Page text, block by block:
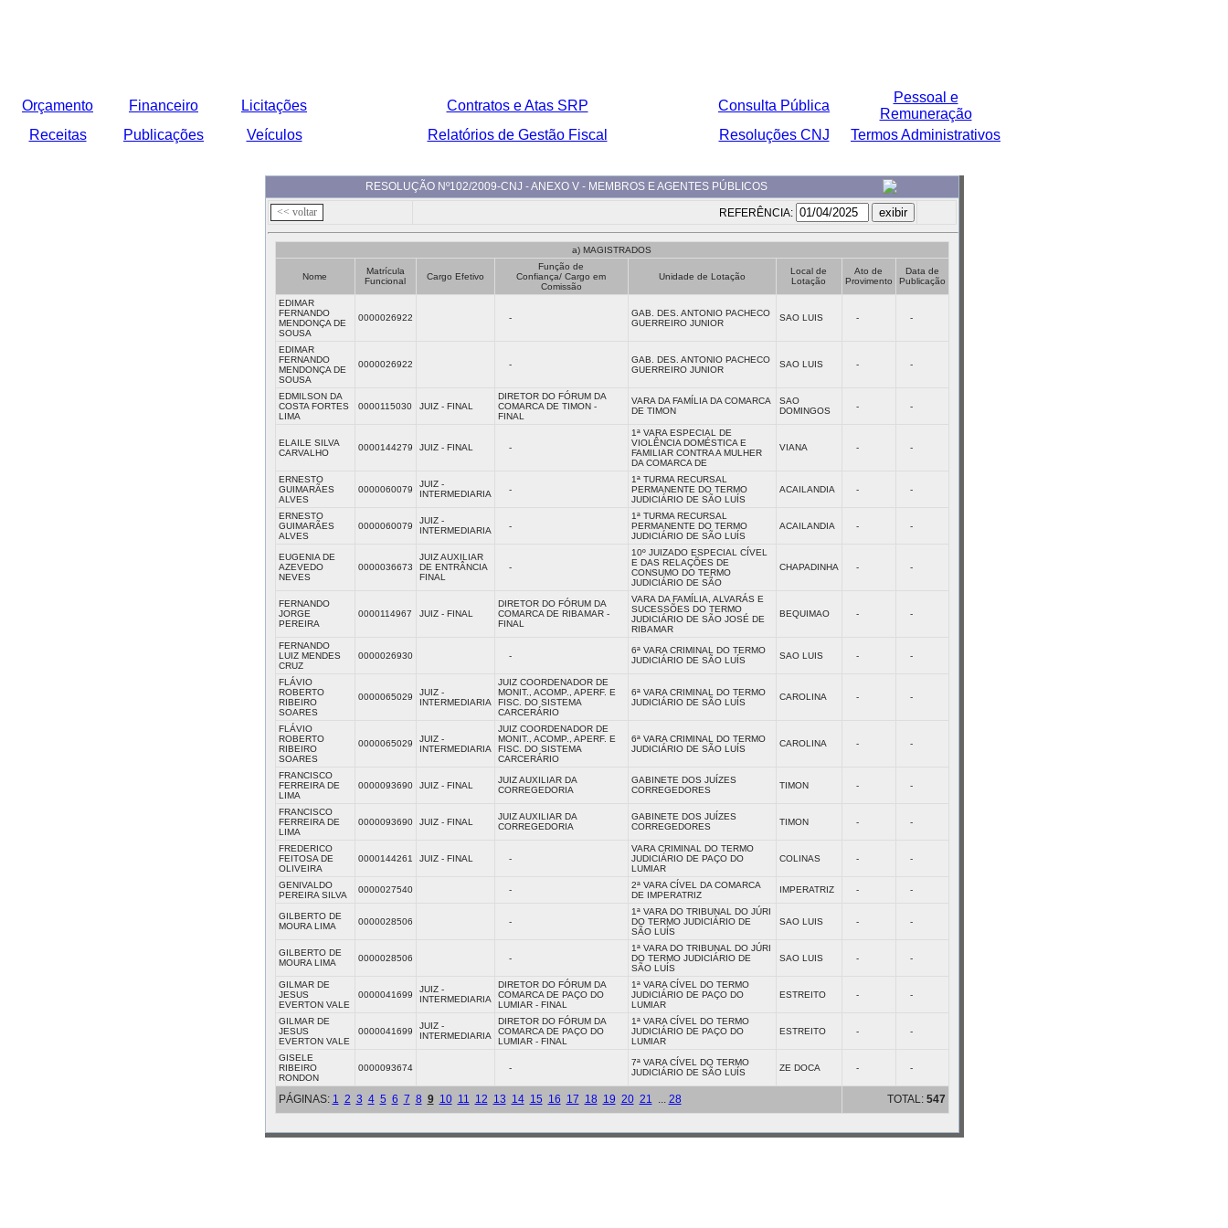
Orçamento Financeiro Licitações Contratos e Atas SRP Consulta Pública
Pessoal e
Remuneração
Receitas
Publicações Veículos Relatórios de Gestão Fiscal Resoluções CNJ Termos Administrativos
RESOLUÇÃO Nº102/2009-CNJ - ANEXO V - MEMBROS E AGENTES PÚBLICOS
REFERÊNCIA:
a) MAGISTRADOS
Nome
Matrícula
Funcional
Cargo Efetivo
Função de
Confiança/ Cargo em
Comissão
Unidade de Lotação
Local de
Lotação
Ato de
Provimento
Data de
Publicação
EDIMAR
FERNANDO
MENDONÇA DE
SOUSA
0000026922 -
GAB. DES. ANTONIO PACHECO
GUERREIRO JUNIOR
SAO LUIS - -
EDIMAR
FERNANDO
MENDONÇA DE
SOUSA
0000026922 -
GAB. DES. ANTONIO PACHECO
GUERREIRO JUNIOR
SAO LUIS - -
EDMILSON DA
COSTA FORTES
LIMA
0000115030 JUIZ - FINAL
DIRETOR DO FÓRUM DA
COMARCA DE TIMON -
FINAL
VARA DA FAMÍLIA DA COMARCA
DE TIMON
SAO
DOMINGOS
- -
ELAILE SILVA
CARVALHO
0000144279 JUIZ - FINAL -
1ª VARA ESPECIAL DE
VIOLÊNCIA DOMÉSTICA E
FAMILIAR CONTRA A MULHER
DA COMARCA DE
VIANA - -
ERNESTO
GUIMARÃES
ALVES
0000060079
JUIZ -
INTERMEDIARIA
-
1ª TURMA RECURSAL
PERMANENTE DO TERMO
JUDICIÁRIO DE SÃO LUÍS
ACAILANDIA - -
ERNESTO
GUIMARÃES
ALVES
0000060079
JUIZ -
INTERMEDIARIA
-
1ª TURMA RECURSAL
PERMANENTE DO TERMO
JUDICIÁRIO DE SÃO LUÍS
ACAILANDIA - -
EUGENIA DE
AZEVEDO
NEVES
0000036673
JUIZ AUXILIAR
DE ENTRÂNCIA
FINAL
-
10º JUIZADO ESPECIAL CÍVEL
E DAS RELAÇÕES DE
CONSUMO DO TERMO
JUDICIÁRIO DE SÃO
CHAPADINHA - -
FERNANDO
JORGE
PEREIRA
0000114967 JUIZ - FINAL
DIRETOR DO FÓRUM DA
COMARCA DE RIBAMAR -
FINAL
VARA DA FAMÍLIA, ALVARÁS E
SUCESSÕES DO TERMO
JUDICIÁRIO DE SÃO JOSÉ DE
RIBAMAR
BEQUIMAO - -
FERNANDO
LUIZ MENDES
CRUZ
0000026930 -
6ª VARA CRIMINAL DO TERMO
JUDICIÁRIO DE SÃO LUÍS
SAO LUIS - -
FLÁVIO
ROBERTO
RIBEIRO
SOARES
0000065029
JUIZ -
INTERMEDIARIA
JUIZ COORDENADOR DE
MONIT., ACOMP., APERF. E
FISC. DO SISTEMA
CARCERÁRIO
6ª VARA CRIMINAL DO TERMO
JUDICIÁRIO DE SÃO LUÍS
CAROLINA - -
FLÁVIO
ROBERTO
RIBEIRO
SOARES
0000065029
JUIZ -
INTERMEDIARIA
JUIZ COORDENADOR DE
MONIT., ACOMP., APERF. E
FISC. DO SISTEMA
CARCERÁRIO
6ª VARA CRIMINAL DO TERMO
JUDICIÁRIO DE SÃO LUÍS
CAROLINA - -
FRANCISCO
FERREIRA DE
LIMA
0000093690 JUIZ - FINAL
JUIZ AUXILIAR DA
CORREGEDORIA
GABINETE DOS JUÍZES
CORREGEDORES
TIMON - -
FRANCISCO
FERREIRA DE
LIMA
0000093690 JUIZ - FINAL
JUIZ AUXILIAR DA
CORREGEDORIA
GABINETE DOS JUÍZES
CORREGEDORES
TIMON - -
FREDERICO
FEITOSA DE
OLIVEIRA
0000144261 JUIZ - FINAL -
VARA CRIMINAL DO TERMO
JUDICIÁRIO DE PAÇO DO
LUMIAR
COLINAS - -
GENIVALDO
PEREIRA SILVA
0000027540 -
2ª VARA CÍVEL DA COMARCA
DE IMPERATRIZ
IMPERATRIZ - -
GILBERTO DE
MOURA LIMA
0000028506 -
1ª VARA DO TRIBUNAL DO JÚRI
DO TERMO JUDICIÁRIO DE
SÃO LUÍS
SAO LUIS - -
GILBERTO DE
MOURA LIMA
0000028506 -
1ª VARA DO TRIBUNAL DO JÚRI
DO TERMO JUDICIÁRIO DE
SÃO LUÍS
SAO LUIS - -
GILMAR DE
JESUS
EVERTON VALE
0000041699
JUIZ -
INTERMEDIARIA
DIRETOR DO FÓRUM DA
COMARCA DE PAÇO DO
LUMIAR - FINAL
1ª VARA CÍVEL DO TERMO
JUDICIÁRIO DE PAÇO DO
LUMIAR
ESTREITO - -
GILMAR DE
JESUS
EVERTON VALE
0000041699
JUIZ -
INTERMEDIARIA
DIRETOR DO FÓRUM DA
COMARCA DE PAÇO DO
LUMIAR - FINAL
1ª VARA CÍVEL DO TERMO
JUDICIÁRIO DE PAÇO DO
LUMIAR
ESTREITO - -
GISELE
RIBEIRO
RONDON
0000093674 -
7ª VARA CÍVEL DO TERMO
JUDICIÁRIO DE SÃO LUÍS
ZE DOCA - -
PÁGINAS: 1 2 3 4 5 6 7 8 9 10 11 12 13 14 15 16 17 18 19 20 21 ... 28 TOTAL: 547